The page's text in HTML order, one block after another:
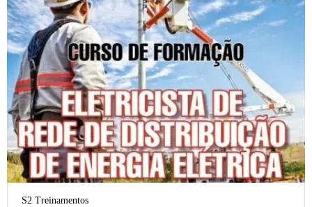
S2 Treinamentos